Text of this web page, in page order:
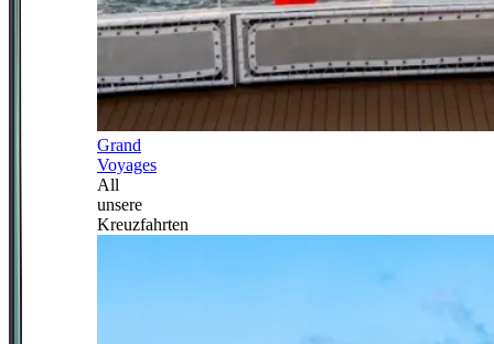
Grand
Voyages
All
unsere
Kreuzfahrten